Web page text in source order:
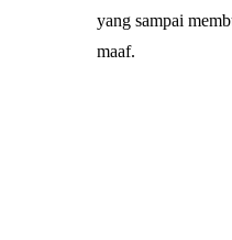
yang sampai
maaf.